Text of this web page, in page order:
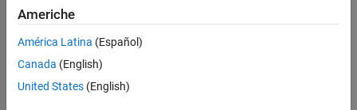
Americhe
América Latina (Español)
Canada (English)
United States (English)